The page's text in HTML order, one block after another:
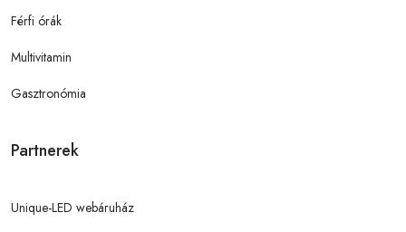
Férfi órák
Multivitamin
Gasztronómia
Partnerek
Unique-LED webáruház